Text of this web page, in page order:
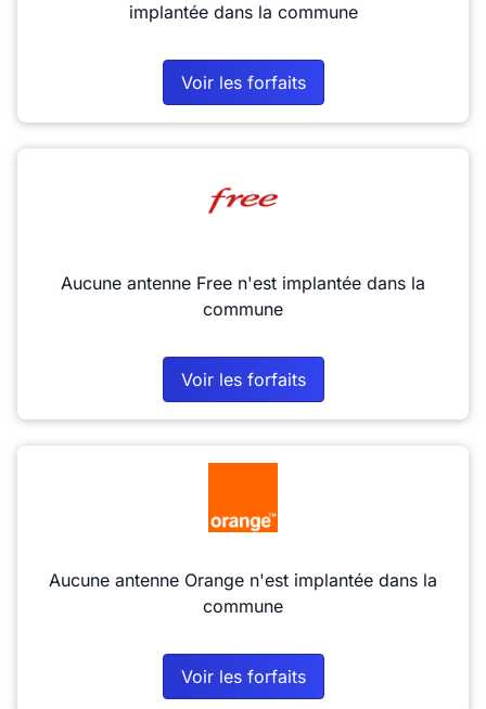
implantée dans la commune
Voir les forfaits
Aucune antenne Free n'est implantée dans la
commune
Voir les forfaits
Aucune antenne Orange n'est implantée dans la
commune
Voir les forfaits